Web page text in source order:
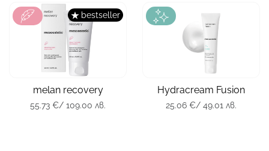
bestseller
melan recovery
тип кожа
опаковка
50 мл.
55.73€/ 109.00 лв.
55.73€/ 109.00 лв.
Hydracream Fusion
опаковка
100 мл.
25.06€/ 49.01 лв.
25.06 €/ 49.01 лв.